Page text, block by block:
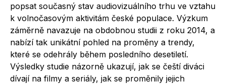
popsat současný stav audiovizuálního trhu ve vztahu
k volnočasovým aktivitám české populace. Výzkum
záměrně navazuje na obdobnou studii z roku 2014, a
nabízí tak unikátní pohled na proměny a trendy,
které se odehrály během posledního desetiletí.
Výsledky studie názorně ukazují, jak se čeští diváci
dívají na filmy a seriály, jak se proměnily jejich